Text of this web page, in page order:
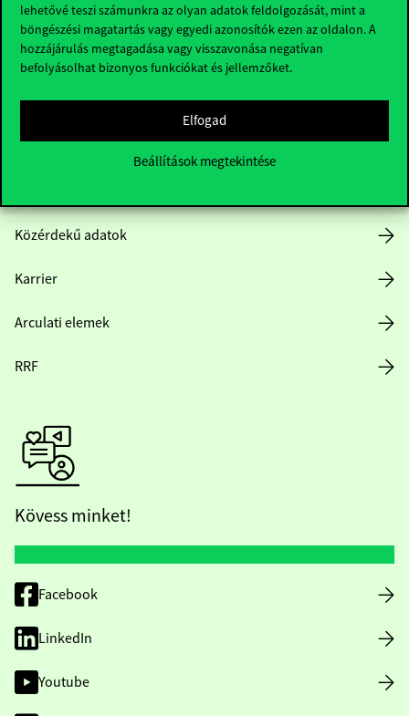
lehetővé teszi számunkra az olyan adatok feldolgozását, mint a
böngészési magatartás vagy egyedi azonosítók ezen az oldalon. A
hozzájárulás megtagadása vagy visszavonása negatívan
befolyásolhat bizonyos funkciókat és jellemzőket.
Elfogad
Beállítások megtekintése
Hasznos linkek
Közérdekű adatok
Karrier
Arculati elemek
RRF
Kövess minket!
Facebook
LinkedIn
Youtube